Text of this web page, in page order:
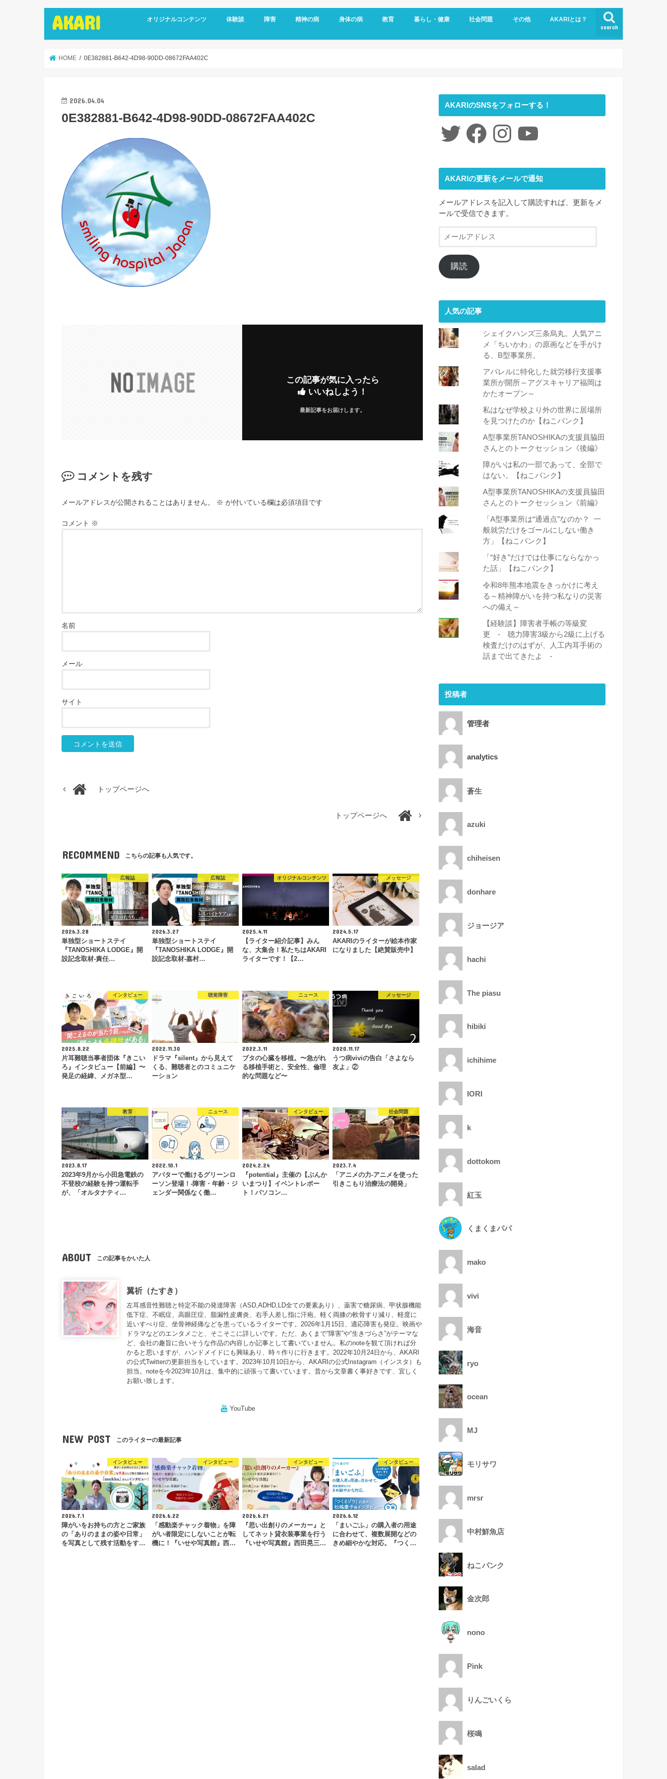
AKARI search
オリジナルコンテンツ
インタビュー
ライターズインタビュー
リカバリーストーリーズ
広報誌
体験談
メッセージ
障害
視覚障害
聴覚障害
発達障害
知的障害
障害年金
障害者雇用
精神の病
うつ病
双極性障害
統合失調症
パニック障害
不安神経症
依存症
適応障害
身体の病
アレルギー
頭痛
ダウン症
がん
リウマチ
更年期障害
内臓の病気
整形外科の病気
脳・心臓の病気
糖尿病
その他の身体の病
教育
子育て
暮らし・健康
予防
女性特有の悩み
睡眠
社会問題
社会福祉
LGBTQ
コロナ
ジェンダー
ニュース
介護
時事ネタ
災害
社会学
その他
アート
ファッション
夢
心理学
書評
AKARIとは？
お問い合わせ
サイトマップ
会社概要
HOME 0E382881-B642-4D98-90DD-08672FAA402C
2026.04.04
0E382881-B642-4D98-90DD-08672FAA402C
この記事が気に入ったら
いいねしよう！
最新記事をお届けします。
コメントを残す
メールアドレスが公開されることはありません。 ※ が付いている欄は必須項目です
コメント ※
名前
メール
サイト
トップページへ
トップページへ
RECOMMEND こちらの記事も人気です。
広報誌
2026.3.28
単独型ショートステイ
『TANOSHIKA LODGE』開
設記念取材-責任…
広報誌
2026.3.27
単独型ショートステイ
『TANOSHIKA LODGE』開
設記念取材-嘉村…
オリジナルコンテンツ
2025.4.11
【ライター紹介記事】みん
な、大集合！私たちはAKARI
ライターです！【2…
メッセージ
2024.5.17
AKARIのライターが絵本作家
になりました【絶賛販売中】
インタビュー
2025.8.22
片耳難聴当事者団体『きこい
ろ』インタビュー【前編】〜
発足の経緯、メガネ型…
聴覚障害
2022.11.30
ドラマ『silent』から見えて
くる、難聴者とのコミュニケ
ーション
ニュース
2022.3.11
ブタの心臓を移植。〜急がれ
る移植手術と、安全性、倫理
的な問題など〜
メッセージ
2020.11.17
うつ病viviの告白「さよなら
友よ」②
教育
2023.8.17
2023年9月から小田急電鉄の
不登校の経験を持つ運転手
が、「オルタナティ…
ニュース
2022.10.1
アバターで働けるグリーンロ
ーソン登場！-障害・年齢・ジ
ェンダー関係なく働…
インタビュー
2024.2.24
『potential』主催の【ぶんか
いまつり】イベントレポー
ト！パソコン…
社会問題
2023.7.4
「アニメの力-アニメを使った
引きこもり治療法の開発」
ABOUT この記事をかいた人
翼祈（たすき）
左耳感音性難聴と特定不能の発達障害（ASD,ADHD,LD全ての要素あり）、薬害で糖尿病、甲状腺機能
低下症、不眠症、高眼圧症、脂漏性皮膚炎、右手人差し指に汗疱、軽く両膝の軟骨すり減り、軽度に
近いすべり症、坐骨神経痛などを患っているライターです。2026年1月15日、適応障害も発症。映画や
ドラマなどのエンタメごと、そこそこに詳しいです。ただ、あくまで“障害”や“生きづらさ”がテーマな
ど、会社の趣旨に合いそうな作品の内容しか記事として書いていません。私のnoteを観て頂ければ分
かると思いますが、ハンドメイドにも興味あり、時々作りに行きます。2022年10月24日から、AKARI
の公式Twitterの更新担当をしています。2023年10月10日から、AKARIの公式Instagram（インスタ）も
担当。noteを今2023年10月は、集中的に頑張って書いています。昔から文章書く事好きです、宜しく
お願い致します。
YouTube
NEW POST このライターの最新記事
インタビュー
2026.7.1
障がいをお持ちの方とご家族
の「ありのままの姿や日常」
を写真として残す活動をす…
インタビュー
2026.6.22
「感動楽チャック着物」を障
がい者限定にしないことが転
機に！『いせや写真館』西…
インタビュー
2026.6.21
『思い出創りのメーカー』と
してネット貸衣装事業を行う
『いせや写真館』西田晃三…
インタビュー
2026.6.12
「まいごふ」の購入者の用途
に合わせて、複数展開などの
きめ細やかな対応。『つく…
AKARIのSNSをフォローする！
Twitter FacebookInstagramYouTube
AKARIの更新をメールで通知
メールアドレスを記入して購読すれば、更新をメ
ールで受信できます。
ー
ア
ド
購読
人気の記事
シェイクハンズ三条烏丸。人気アニ
メ「ちいかわ」の原画などを手がけ
る、B型事業所。
アパレルに特化した就労移行支援事
業所が開所～アグスキャリア福岡は
かたオープン～
私はなぜ学校より外の世界に居場所
を見つけたのか【ねこパンク】
A型事業所TANOSHIKAの支援員脇田
さんとのトークセッション《後編》
障がいは私の一部であって、全部で
はない。【ねこパンク】
A型事業所TANOSHIKAの支援員脇田
さんとのトークセッション《前編》
「A型事業所は“通過点”なのか？ 一
般就労だけをゴールにしない働き
方」【ねこパンク】
「“好き”だけでは仕事にならなかっ
た話」【ねこパンク】
令和8年熊本地震をきっかけに考え
る～精神障がいを持つ私なりの災害
への備え～
【経験談】障害者手帳の等級変
更 - 聴力障害3級から2級に上げる
検査だけのはずが、人工内耳手術の
話まで出てきたよ -
投稿者
管理者
analytics
蒼生
azuki
chiheisen
donhare
ジョージア
hachi
The piasu
hibiki
ichihime
IORI
k
dottokom
紅玉
くまくまパパ
mako
vivi
海音
ryo
ocean
MJ
モリサワ
mrsr
中村鮮魚店
ねこパンク
金次郎
nono
Pink
りんごいくら
桜鳴
salad